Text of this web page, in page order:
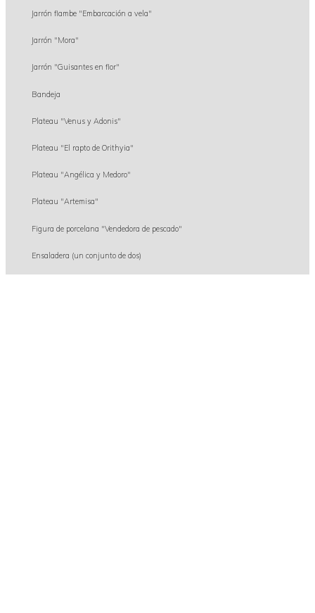
Jarrón flambe "Embarcación a vela"
Jarrón "Mora"
Jarrón "Guisantes en flor"
Bandeja
Plateau "Venus y Adonis"
Plateau "El rapto de Orithyia"
Plateau "Angélica y Medoro"
Plateau "Artemisa"
Figura de porcelana "Vendedora de pescado"
Ensaladera (un conjunto de dos)